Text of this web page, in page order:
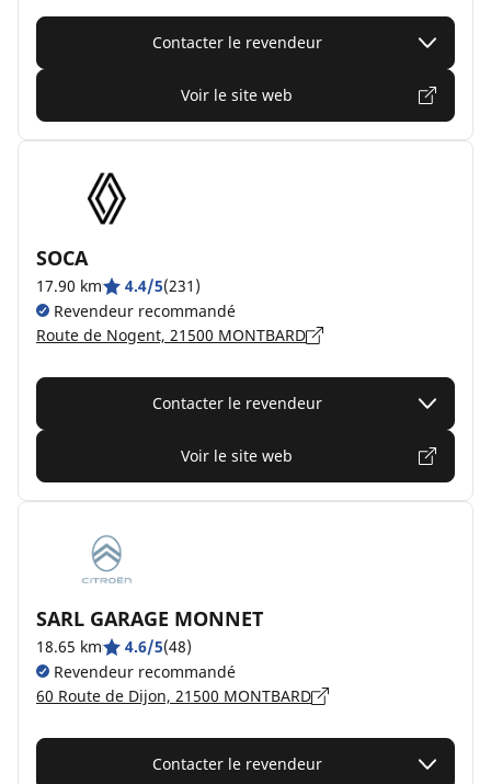
Contacter le revendeur
Voir le site web
SOCA
17.90 km 4.4/5(231)
Revendeur recommandé
Route de Nogent, 21500 MONTBARD
Contacter le revendeur
Voir le site web
SARL GARAGE MONNET
18.65 km 4.6/5(48)
Revendeur recommandé
60 Route de Dijon, 21500 MONTBARD
Contacter le revendeur